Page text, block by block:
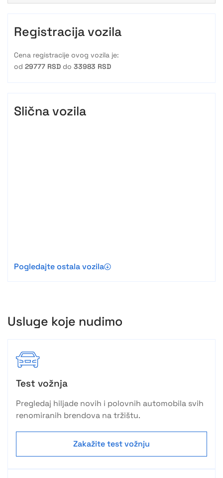
Registracija vozila
Cena registracije ovog vozila je:
od 29777 RSD do 33983 RSD
Slična vozila
Pogledajte ostala vozila
Usluge koje nudimo
Test vožnja
Pregledaj hiljade novih i polovnih automobila svih
renomiranih brendova na tržištu.
Zakažite test vožnju